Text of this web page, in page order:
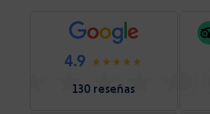
4.9
130 reseñas